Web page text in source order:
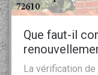
Que faut-il
La vérification de